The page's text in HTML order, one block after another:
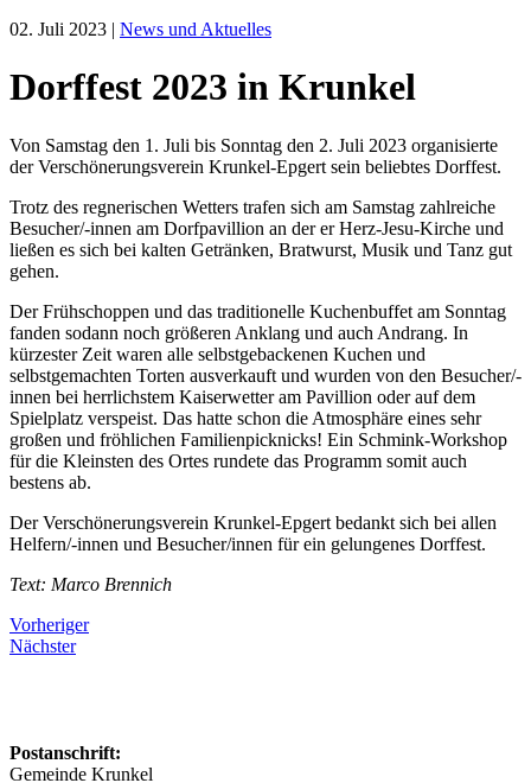
02. Juli 2023 | News und Aktuelles
Dorffest 2023 in Krunkel
Von Samstag den 1. Juli bis Sonntag den 2. Juli 2023 organisierte
der Verschönerungsverein Krunkel-Epgert sein beliebtes Dorffest.
Trotz des regnerischen Wetters trafen sich am Samstag zahlreiche
Besucher/-innen am Dorfpavillion an der er Herz-Jesu-Kirche und
ließen es sich bei kalten Getränken, Bratwurst, Musik und Tanz gut
gehen.
Der Frühschoppen und das traditionelle Kuchenbuffet am Sonntag
fanden sodann noch größeren Anklang und auch Andrang. In
kürzester Zeit waren alle selbstgebackenen Kuchen und
selbstgemachten Torten ausverkauft und wurden von den Besucher/-
innen bei herrlichstem Kaiserwetter am Pavillion oder auf dem
Spielplatz verspeist. Das hatte schon die Atmosphäre eines sehr
großen und fröhlichen Familienpicknicks! Ein Schmink-Workshop
für die Kleinsten des Ortes rundete das Programm somit auch
bestens ab.
Der Verschönerungsverein Krunkel-Epgert bedankt sich bei allen
Helfern/-innen und Besucher/innen für ein gelungenes Dorffest.
Text: Marco Brennich
Vorheriger
Nächster
Postanschrift:
Gemeinde Krunkel